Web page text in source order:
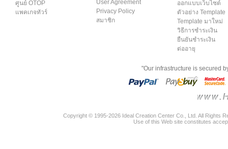
ศูนย์ OTOP
แพคเกจทัวร์
User Agreement
Privacy Policy
สมาชิก
ออกแบบเว็บไซต์
ตัวอย่าง Template
Template มาใหม่
วิธีการชำระเงิน
ยืนยันชำระเงิน
ต่ออายุ
"Our infrastructure is secured
Copyright © 1995-2026 Ideal Creation Center Co., Ltd. All Rights
Use of this Web site constitutes